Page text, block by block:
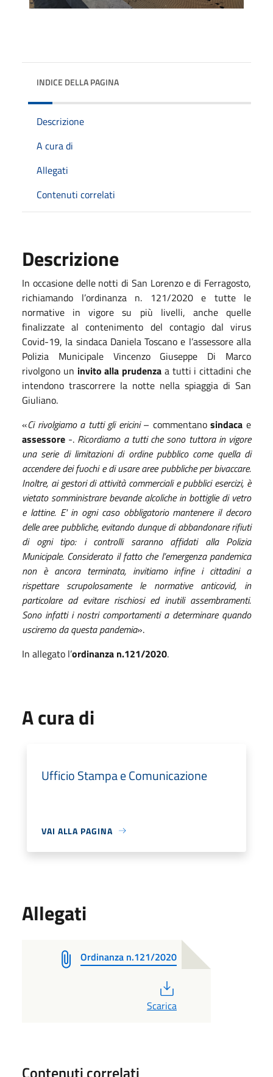
INDICE DELLA PAGINA
Descrizione
A cura di
Allegati
Contenuti correlati
Descrizione
In occasione delle notti di San Lorenzo e di Ferragosto,
richiamando l’ordinanza n. 121/2020 e tutte le
normative in vigore su più livelli, anche quelle
finalizzate al contenimento del contagio dal virus
Covid-19, la sindaca Daniela Toscano e l’assessore alla
Polizia Municipale Vincenzo Giuseppe Di Marco
rivolgono un invito alla prudenza a tutti i cittadini che
intendono trascorrere la notte nella spiaggia di San
Giuliano.
«Ci rivolgiamo a tutti gli ericini– commentanosindacae
assessore -. Ricordiamo a tutti che sono tuttora in vigore
una serie di limitazioni di ordine pubblico come quella di
accendere dei fuochi e di usare aree pubbliche per bivaccare.
Inoltre, ai gestori di attività commerciali e pubblici esercizi, è
vietato somministrare bevande alcoliche in bottiglie di vetro
e lattine. E' in ogni caso obbligatorio mantenere il decoro
delle aree pubbliche, evitando dunque di abbandonare rifiuti
di ogni tipo: i controlli saranno affidati alla Polizia
Municipale. Considerato il fatto che l’emergenza pandemica
non è ancora terminata, invitiamo infine i cittadini a
rispettare scrupolosamente le normative anticovid, in
particolare ad evitare rischiosi ed inutili assembramenti.
Sono infatti i nostri comportamenti a determinare quando
usciremo da questa pandemia».
In allegato l’ordinanza n.121/2020.
A cura di
Ufficio Stampa e Comunicazione
VAI ALLA PAGINA
Allegati
Ordinanza n.121/2020
Scarica
Contenuti correlati